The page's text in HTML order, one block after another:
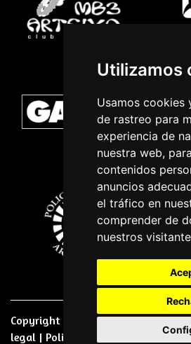
Utilizamos
Usamos cookies
de rastreo para
experiencia de
nuestra web,
contenidos
anuncios
el tráfico en
comprender de
nuestros
Copyright © 2026 | Powered by
legal | Politica de privacidade